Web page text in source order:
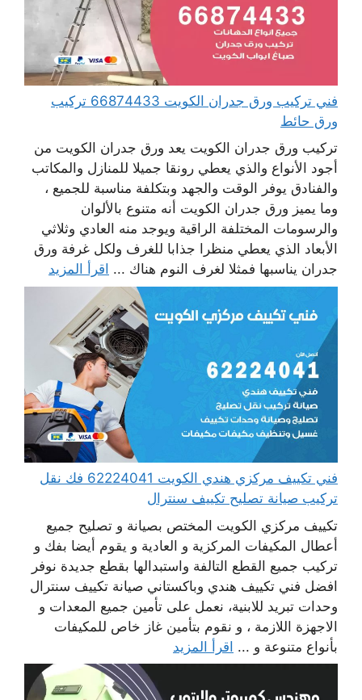
فني تركيب ورق جدران الكويت 66874433 تركيب
ورق حائط
تركيب ورق جدران الكويت يعد ورق جدران الكويت من
أجود الأنواع والذي يعطي رونقا جميلا للمنازل والمكاتب
والفنادق يوفر الوقت والجهد وبتكلفة مناسبة للجميع ،
وما يميز ورق جدران الكويت أنه متنوع بالألوان
والرسومات المختلفة الراقية ويوجد منه العادي وثلاثي
الأبعاد الذي يعطي منظرا جذابا للغرف ولكل غرفة ورق
جدران يناسبها فمثلا لغرف النوم هناك ... اقرأ المزيد
فني تكييف مركزي هندي الكويت 62224041 فك نقل
تركيب صيانة تصليح تكييف سنترال
تكييف مركزي الكويت المختص بصيانة و تصليح جميع
أعطال المكيفات المركزية و العادية و يقوم أيضا بفك و
تركيب جميع القطع التالفة واستبدالها بقطع جديدة نوفر
افضل فني تكييف هندي وباكستاني صيانة تكييف سنترال
وحدات تبريد للابنية، نعمل على تأمين جميع المعدات و
الاجهزة اللازمة ، و نقوم بتأمين غاز خاص للمكيفات
بأنواع متنوعة و ... اقرأ المزيد